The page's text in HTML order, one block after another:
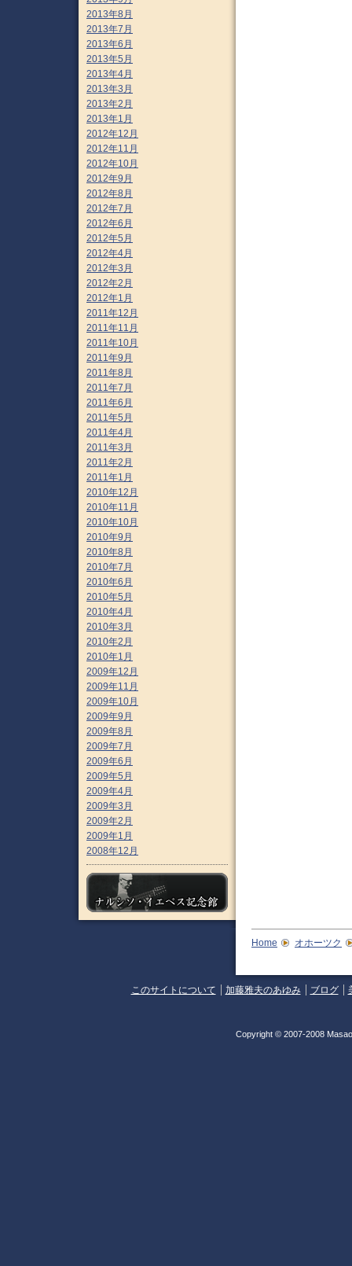
2013年8月
2013年7月
2013年6月
2013年5月
2013年4月
2013年3月
2013年2月
2013年1月
2012年12月
2012年11月
2012年10月
2012年9月
2012年8月
2012年7月
2012年6月
2012年5月
2012年4月
2012年3月
2012年2月
2012年1月
2011年12月
2011年11月
2011年10月
2011年9月
2011年8月
2011年7月
2011年6月
2011年5月
2011年4月
2011年3月
2011年2月
2011年1月
2010年12月
2010年11月
2010年10月
2010年9月
2010年8月
2010年7月
2010年6月
2010年5月
2010年4月
2010年3月
2010年2月
2010年1月
2009年12月
2009年11月
2009年10月
2009年9月
2009年8月
2009年7月
2009年6月
2009年5月
2009年4月
2009年3月
2009年2月
2009年1月
2008年12月
Home オホーツク
このサイトについて 加藤雅夫のあゆみ ブログ
Copyright © 2007-2008